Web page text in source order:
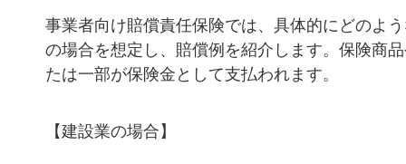
事業者向け賠償責任保険では、具体的にどのよ
の場合を想定し、賠償例を紹介します。保険商
たは一部が保険金として支払われます。
【建設業の場合】